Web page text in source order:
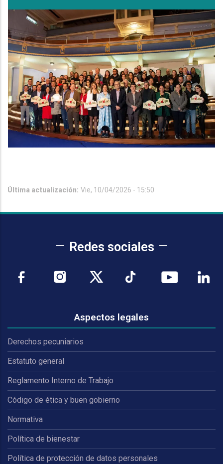
Última actualización: Vie, 10/04/2026 - 15:50
Redes sociales
Aspectos legales
Derechos pecuniarios
Estatuto general
Reglamento Interno de Trabajo
Código de ética y buen gobierno
Normativa
Política de bienestar
Política de protección de datos personales